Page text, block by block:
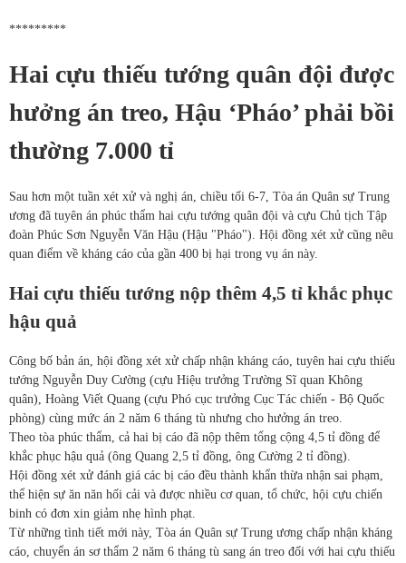
*********
Hai cựu thiếu tướng quân đội được
hưởng án treo, Hậu ‘Pháo’ phải bồi
thường 7.000 tỉ
Sau hơn một tuần xét xử và nghị án, chiều tối 6-7, Tòa án Quân sự Trung
ương đã tuyên án phúc thẩm hai cựu tướng quân đội và cựu Chủ tịch Tập
đoàn Phúc Sơn Nguyễn Văn Hậu (Hậu "Pháo"). Hội đồng xét xử cũng nêu
quan điểm về kháng cáo của gần 400 bị hại trong vụ án này.
Hai cựu thiếu tướng nộp thêm 4,5 tỉ khắc phục
hậu quả
Công bố bản án, hội đồng xét xử chấp nhận kháng cáo, tuyên hai cựu thiếu
tướng Nguyễn Duy Cường (cựu Hiệu trưởng Trường Sĩ quan Không
quân), Hoàng Viết Quang (cựu Phó cục trưởng Cục Tác chiến - Bộ Quốc
phòng) cùng mức án 2 năm 6 tháng tù nhưng cho hưởng án treo.
Theo tòa phúc thẩm, cả hai bị cáo đã nộp thêm tổng cộng 4,5 tỉ đồng để
khắc phục hậu quả (ông Quang 2,5 tỉ đồng, ông Cường 2 tỉ đồng).
Hội đồng xét xử đánh giá các bị cáo đều thành khẩn thừa nhận sai phạm,
thể hiện sự ăn năn hối cải và được nhiều cơ quan, tổ chức, hội cựu chiến
binh có đơn xin giảm nhẹ hình phạt.
Từ những tình tiết mới này, Tòa án Quân sự Trung ương chấp nhận kháng
cáo, chuyển án sơ thẩm 2 năm 6 tháng tù sang án treo đối với hai cựu thiếu